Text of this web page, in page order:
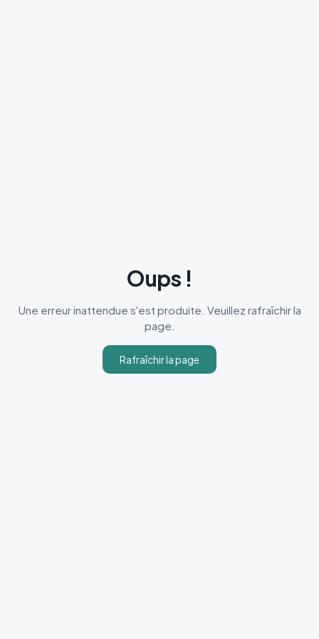
Oups !
Une erreur inattendue s'est produite. Veuillez rafraîchir la
page.
Rafraîchir la page